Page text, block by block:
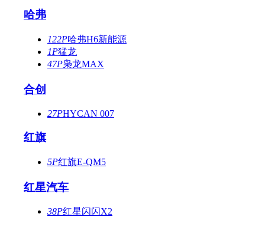
哈弗
122P哈弗H6新能源
1P猛龙
47P枭龙MAX
合创
27PHYCAN 007
红旗
5P红旗E-QM5
红星汽车
38P红星闪闪X2